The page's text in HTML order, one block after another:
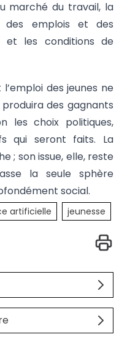
marché du travail, la
des emplois et des
et les conditions de
des jeunes ne
des gagnants
les choix politiques,
qui seront faits. La
; son issue, elle, reste
la seule sphère
social.
artificielle jeunesse